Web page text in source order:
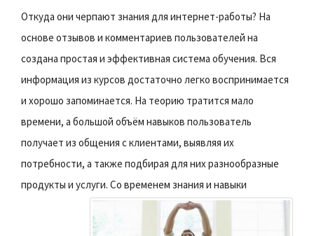
Откуда они черпают знания для интернет-работы? На
основе отзывов и комментариев пользователей на
создана простая и эффективная система обучения. Вся
информация из курсов достаточно легко воспринимается
и хорошо запоминается. На теорию тратится мало
времени, а большой объём навыков пользователь
получает из общения с клиентами, выявляя их
потребности, а также подбирая для них разнообразные
продукты и услуги. Со временем знания и навыки